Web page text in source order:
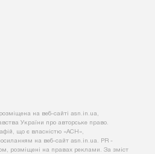
на веб-сайті asn.in.ua,
України про авторське право.
що є власністю «АСН»,
на веб-сайт asn.іn.ua. PR -
розміщені на правах реклами. За зміст